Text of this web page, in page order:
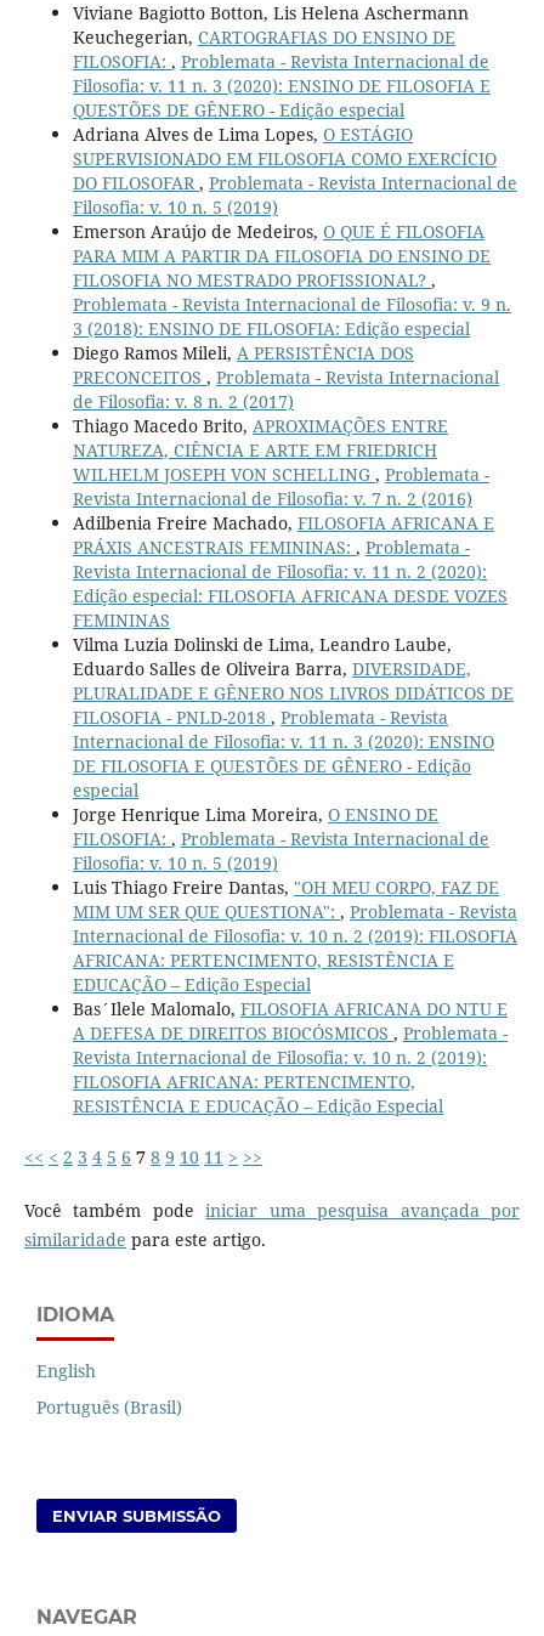
Viviane Bagiotto Botton, Lis Helena Aschermann
Keuchegerian, CARTOGRAFIAS DO ENSINO DE
FILOSOFIA: , Problemata - Revista Internacional de
Filosofia: v. 11 n. 3 (2020): ENSINO DE FILOSOFIA E
QUESTÕES DE GÊNERO - Edição especial
Adriana Alves de Lima Lopes, O ESTÁGIO
SUPERVISIONADO EM FILOSOFIA COMO EXERCÍCIO
DO FILOSOFAR, Problemata - Revista Internacional de
Filosofia: v. 10 n. 5 (2019)
Emerson Araújo de Medeiros, O QUE É FILOSOFIA
PARA MIM A PARTIR DA FILOSOFIA DO ENSINO DE
FILOSOFIA NO MESTRADO PROFISSIONAL? ,
Problemata - Revista Internacional de Filosofia: v. 9 n.
3 (2018): ENSINO DE FILOSOFIA: Edição especial
Diego Ramos Mileli, A PERSISTÊNCIA DOS
PRECONCEITOS , Problemata - Revista Internacional
de Filosofia: v. 8 n. 2 (2017)
Thiago Macedo Brito, APROXIMAÇÕES ENTRE
NATUREZA, CIÊNCIA E ARTE EM FRIEDRICH
WILHELM JOSEPH VON SCHELLING , Problemata -
Revista Internacional de Filosofia: v. 7 n. 2 (2016)
Adilbenia Freire Machado, FILOSOFIA AFRICANA E
PRÁXIS ANCESTRAIS FEMININAS: , Problemata -
Revista Internacional de Filosofia: v. 11 n. 2 (2020):
Edição especial: FILOSOFIA AFRICANA DESDE VOZES
FEMININAS
Vilma Luzia Dolinski de Lima, Leandro Laube,
Eduardo Salles de Oliveira Barra, DIVERSIDADE,
PLURALIDADE E GÊNERO NOS LIVROS DIDÁTICOS DE
FILOSOFIA - PNLD-2018 , Problemata - Revista
Internacional de Filosofia: v. 11 n. 3 (2020): ENSINO
DE FILOSOFIA E QUESTÕES DE GÊNERO - Edição
especial
Jorge Henrique Lima Moreira, O ENSINO DE
FILOSOFIA: , Problemata - Revista Internacional de
Filosofia: v. 10 n. 5 (2019)
Luis Thiago Freire Dantas, "OH MEU CORPO, FAZ DE
MIM UM SER QUE QUESTIONA": , Problemata - Revista
Internacional de Filosofia: v. 10 n. 2 (2019): FILOSOFIA
AFRICANA: PERTENCIMENTO, RESISTÊNCIA E
EDUCAÇÃO – Edição Especial
Bas´Ilele Malomalo, FILOSOFIA AFRICANA DO NTU E
A DEFESA DE DIREITOS BIOCÓSMICOS , Problemata -
Revista Internacional de Filosofia: v. 10 n. 2 (2019):
FILOSOFIA AFRICANA: PERTENCIMENTO,
RESISTÊNCIA E EDUCAÇÃO – Edição Especial
<< < 2 3 4 5 6 7 8 9 10 11 > >>
Você também podeiniciar uma pesquisa avançada por
similaridade para este artigo.
IDIOMA
English
Português (Brasil)
ENVIAR SUBMISSÃO
NAVEGAR